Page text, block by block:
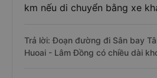
km nếu di chuyển bằng xe
Trả lời: Đoạn đường đi Sân bay
Huoai - Lâm Đồng có chiều dài